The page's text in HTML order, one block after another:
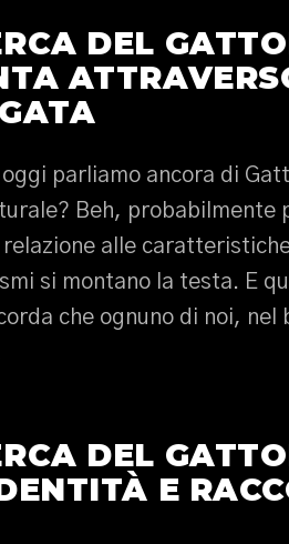
DEL
parliamo ancora di
Beh, probabilmente
alle
si montano la testa. E
che ognuno di noi, nel
DEL
E